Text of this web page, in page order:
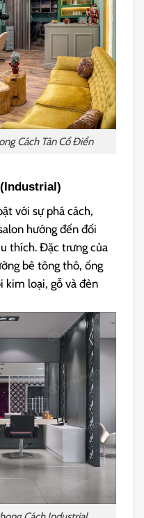
Cách Tân Cổ Điển
với sự phá cách,
hướng đến đối
thích. Đặc trưng của
bê tông thô, ống
kim loại, gỗ và đèn